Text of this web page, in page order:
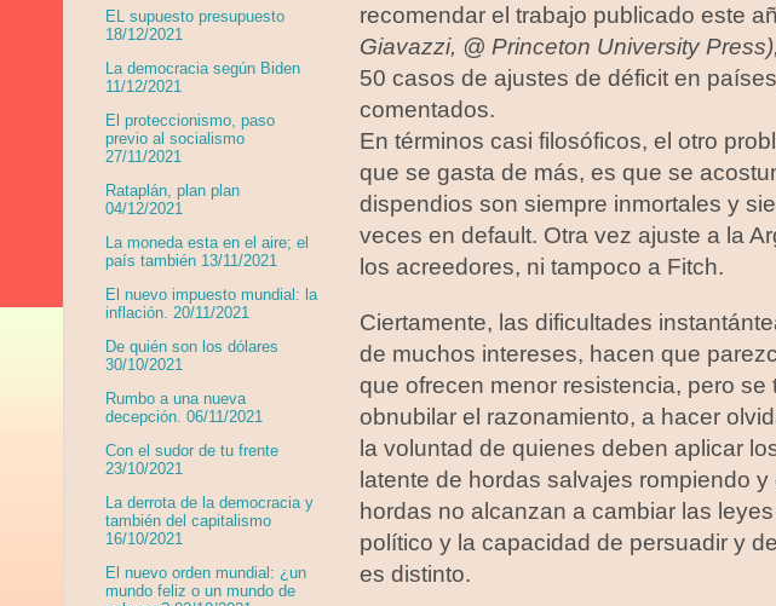
recomendar el trabajo publicado este
Giavazzi, @ Princeton University Press),
50 casos de ajustes de déficit en
comentados.
En términos casi filosóficos, el otro
que se gasta de más, es que se
dispendios son siempre inmortales y
veces en default. Otra vez ajuste a la
los acreedores, ni tampoco a Fitch.
Ciertamente, las dificultades
de muchos intereses, hacen que
que ofrecen menor resistencia, pero
obnubilar el razonamiento, a hacer
la voluntad de quienes deben aplicar
latente de hordas salvajes rompiendo
hordas no alcanzan a cambiar las
político y la capacidad de persuadir y
es distinto.
EL supuesto presupuesto
18/12/2021
La democracia según Biden
11/12/2021
El proteccionismo, paso
previo al socialismo
27/11/2021
Rataplán, plan plan
04/12/2021
La moneda esta en el aire; el
país también 13/11/2021
El nuevo impuesto mundial: la
inflación. 20/11/2021
De quién son los dólares
30/10/2021
Rumbo a una nueva
decepción. 06/11/2021
Con el sudor de tu frente
23/10/2021
La derrota de la democracia y
también del capitalismo
16/10/2021
El nuevo orden mundial: ¿un
mundo feliz o un mundo de